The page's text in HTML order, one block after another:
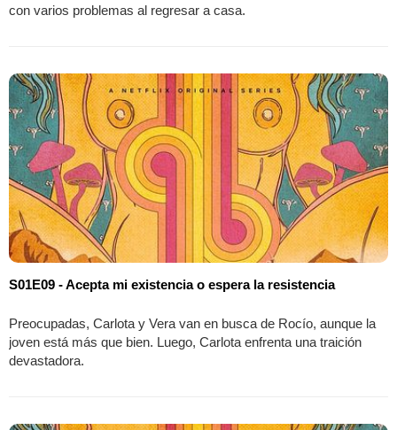
con varios problemas al regresar a casa.
S01E09 - Acepta mi existencia o espera la resistencia
Preocupadas, Carlota y Vera van en busca de Rocío, aunque la
joven está más que bien. Luego, Carlota enfrenta una traición
devastadora.